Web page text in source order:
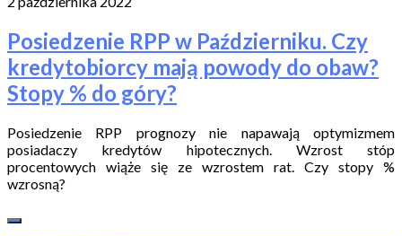
Posiedzenie RPP w Październiku. Czy
kredytobiorcy mają powody do obaw?
Stopy % do góry?
Posiedzenie RPP prognozy nie napawają optymizmem
posiadaczy kredytów hipotecznych. Wzrost stóp
procentowych wiąże się ze wzrostem rat. Czy stopy %
wzrosną?